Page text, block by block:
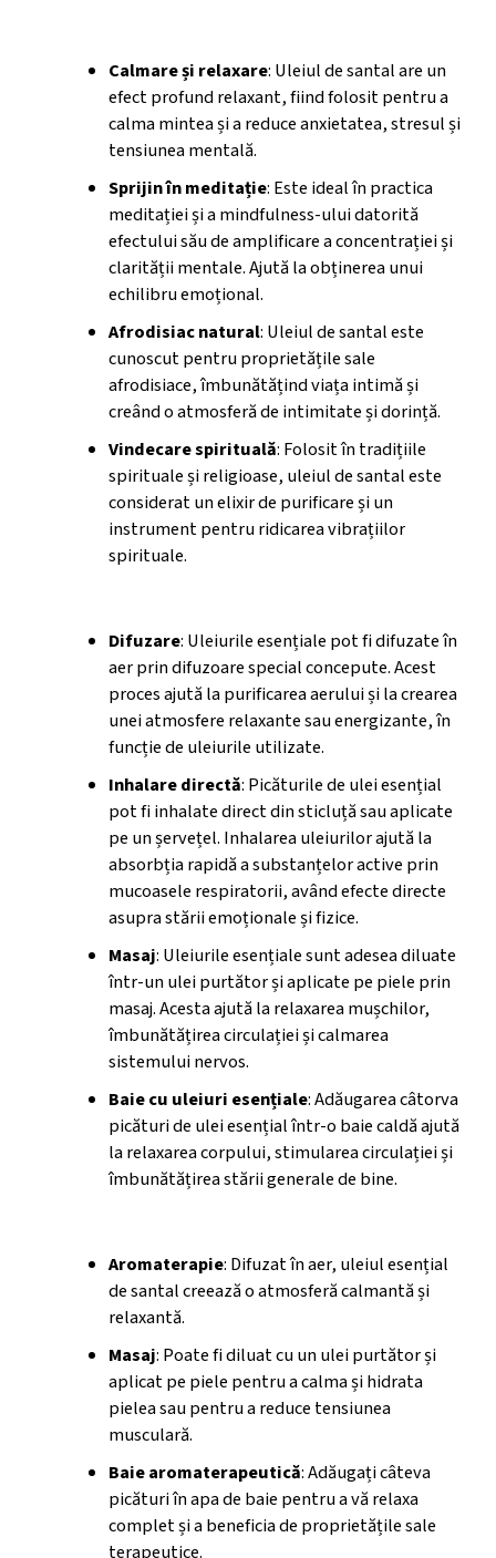
Calmare și relaxare: Uleiul de santal are un
efect profund relaxant, fiind folosit pentru a
calma mintea și a reduce anxietatea, stresul și
tensiunea mentală.
Sprijin în meditație: Este ideal în practica
meditației și a mindfulness-ului datorită
efectului său de amplificare a concentrației și
clarității mentale. Ajută la obținerea unui
echilibru emoțional.
Afrodisiac natural: Uleiul de santal este
cunoscut pentru proprietățile sale
afrodisiace, îmbunătățind viața intimă și
creând o atmosferă de intimitate și dorință.
Vindecare spirituală: Folosit în tradițiile
spirituale și religioase, uleiul de santal este
considerat un elixir de purificare și un
instrument pentru ridicarea vibrațiilor
spirituale.
Difuzare: Uleiurile esențiale pot fi difuzate în
aer prin difuzoare special concepute. Acest
proces ajută la purificarea aerului și la crearea
unei atmosfere relaxante sau energizante, în
funcție de uleiurile utilizate.
Inhalare directă: Picăturile de ulei esențial
pot fi inhalate direct din sticluță sau aplicate
pe un șervețel. Inhalarea uleiurilor ajută la
absorbția rapidă a substanțelor active prin
mucoasele respiratorii, având efecte directe
asupra stării emoționale și fizice.
Masaj: Uleiurile esențiale sunt adesea diluate
într-un ulei purtător și aplicate pe piele prin
masaj. Acesta ajută la relaxarea mușchilor,
îmbunătățirea circulației și calmarea
sistemului nervos.
Baie cu uleiuri esențiale: Adăugarea câtorva
picături de ulei esențial într-o baie caldă ajută
la relaxarea corpului, stimularea circulației și
îmbunătățirea stării generale de bine.
Aromaterapie: Difuzat în aer, uleiul esențial
de santal creează o atmosferă calmantă și
relaxantă.
Masaj: Poate fi diluat cu un ulei purtător și
aplicat pe piele pentru a calma și hidrata
pielea sau pentru a reduce tensiunea
musculară.
Baie aromaterapeutică: Adăugați câteva
picături în apa de baie pentru a vă relaxa
complet și a beneficia de proprietățile sale